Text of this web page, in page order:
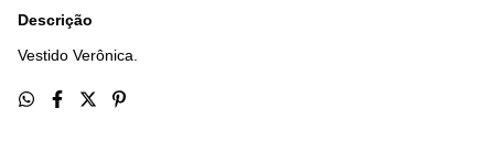
Descrição
Vestido Verônica.